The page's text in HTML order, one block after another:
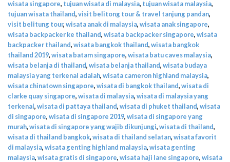
wisata singapore, tujuan wisata di malaysia, tujuan wisata malaysia,
tujuan wisata thailand,visit belitong tour & travel tanjung pandan,
visit belitung tour,wisata anak di malaysia,wisata anak singapore,
wisata backpacker ke thailand,wisata backpacker singapore,wisata
backpacker thailand,wisata bangkok thailand,wisata bangkok
thailand 2019,wisata batam singapore,wisata batu caves malaysia,
wisata belanja di thailand,wisata belanja thailand,wisata budaya
malaysia yang terkenal adalah,wisata cameron highland malaysia,
wisata chinatown singapore,wisata di bangkok thailand,wisata di
clarke quay singapore,wisata di malaysia,wisata di malaysia yang
terkenal,wisata di pattaya thailand,wisata di phuket thailand,wisata
di singapore,wisata di singapore 2019,wisata di singapore yang
murah,wisata di singapore yang wajib dikunjungi,wisata di thailand,
wisata di thailand bangkok,wisata di thailand selatan,wisata favorit
di malaysia,wisata genting highland malaysia,wisata genting
malaysia,wisata gratis di singapore,wisata haji lane singapore,wisata